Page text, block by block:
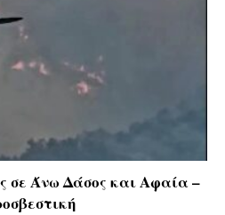
σε Άνω Δάσος και Αφαία –